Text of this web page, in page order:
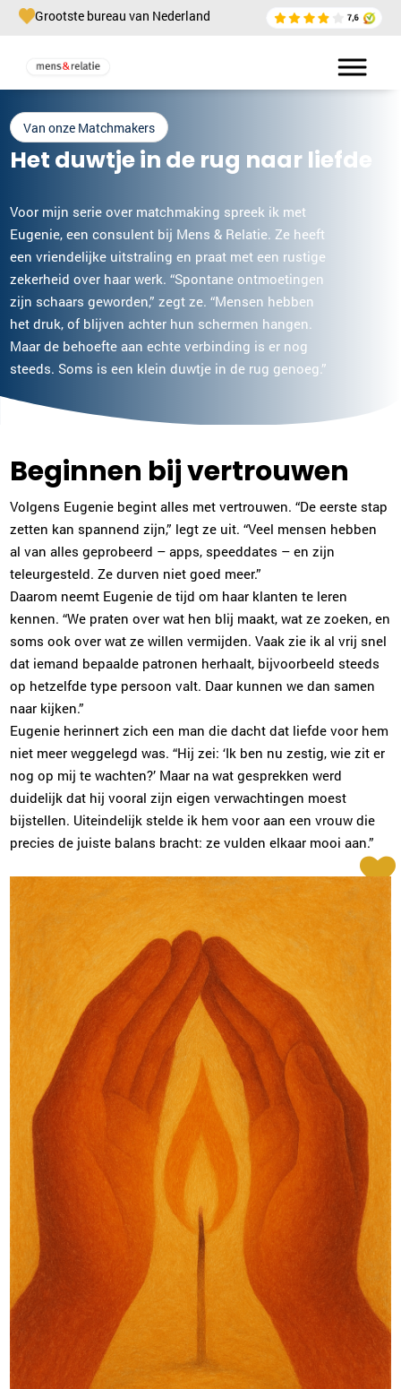
Grootste bureau van Nederland
Van onze Matchmakers
Het duwtje in de rug naar liefde
Voor mijn serie over matchmaking spreek ik met
Eugenie, een consulent bij Mens & Relatie. Ze heeft
een vriendelijke uitstraling en praat met een rustige
zekerheid over haar werk. “Spontane ontmoetingen
zijn schaars geworden,” zegt ze. “Mensen hebben
het druk, of blijven achter hun schermen hangen.
Maar de behoefte aan echte verbinding is er nog
steeds. Soms is een klein duwtje in de rug genoeg.”
Beginnen bij vertrouwen
Volgens Eugenie begint alles met vertrouwen. “De eerste stap
zetten kan spannend zijn,” legt ze uit. “Veel mensen hebben
al van alles geprobeerd – apps, speeddates – en zijn
teleurgesteld. Ze durven niet goed meer.”
Daarom neemt Eugenie de tijd om haar klanten te leren
kennen. “We praten over wat hen blij maakt, wat ze zoeken, en
soms ook over wat ze willen vermijden. Vaak zie ik al vrij snel
dat iemand bepaalde patronen herhaalt, bijvoorbeeld steeds
op hetzelfde type persoon valt. Daar kunnen we dan samen
naar kijken.”
Eugenie herinnert zich een man die dacht dat liefde voor hem
niet meer weggelegd was. “Hij zei: ‘Ik ben nu zestig, wie zit er
nog op mij te wachten?’ Maar na wat gesprekken werd
duidelijk dat hij vooral zijn eigen verwachtingen moest
bijstellen. Uiteindelijk stelde ik hem voor aan een vrouw die
precies de juiste balans bracht: ze vulden elkaar mooi aan.”